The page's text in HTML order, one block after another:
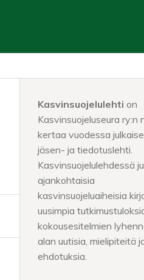
Kasvinsuojelulehti on
Kasvinsuojeluseura ry:n
kertaa vuodessa
jäsen- ja tiedotuslehti.
Kasvinsuojelulehdessä
ajankohtaisia
kasvinsuojeluaiheisia
uusimpia
kokousesitelmien
alan uutisia, mielipiteitä
ehdotuksia.